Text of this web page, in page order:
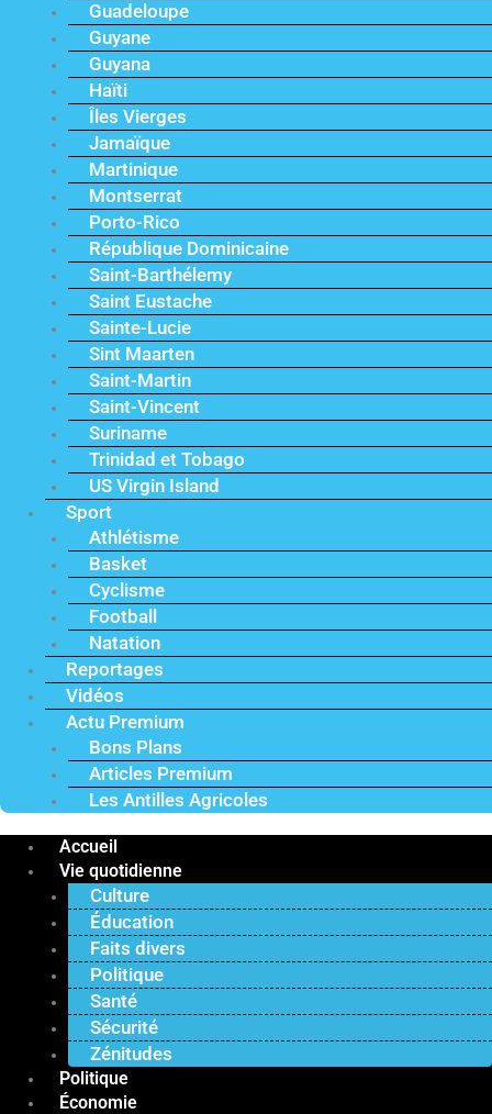
Guadeloupe
Guyane
Guyana
Haïti
Îles Vierges
Jamaïque
Martinique
Montserrat
Porto-Rico
République Dominicaine
Saint-Barthélemy
Saint Eustache
Sainte-Lucie
Sint Maarten
Saint-Martin
Saint-Vincent
Suriname
Trinidad et Tobago
US Virgin Island
Sport
Athlétisme
Basket
Cyclisme
Football
Natation
Reportages
Vidéos
Actu Premium
Bons Plans
Articles Premium
Les Antilles Agricoles
Accueil
Vie quotidienne
Culture
Éducation
Faits divers
Politique
Santé
Sécurité
Zénitudes
Politique
Économie